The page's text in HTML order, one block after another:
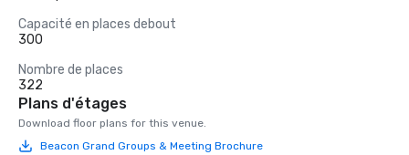
Capacité en places debout
300
Nombre de places
322
Plans d'étages
Download floor plans for this venue.
Beacon Grand Groups & Meeting Brochure